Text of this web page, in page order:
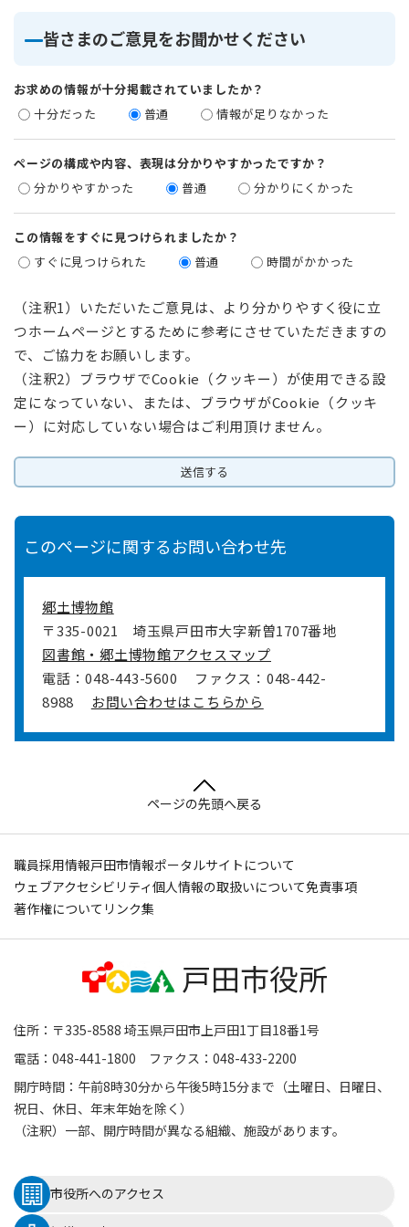
皆さまのご意見をお聞かせください
お求めの情報が十分掲載されていましたか？
十分だった
普通 情報が足りなかった
ページの構成や内容、表現は分かりやすかったですか？
分かりやすかった
普通 分かりにくかった
この情報をすぐに見つけられましたか？
すぐに見つけられた
普通 時間がかかった
（注釈1）いただいたご意見は、より分かりやすく役に立
つホームページとするために参考にさせていただきますの
で、ご協力をお願いします。
（注釈2）ブラウザでCookie（クッキー）が使用できる設
定になっていない、または、ブラウザがCookie（クッキ
ー）に対応していない場合はご利用頂けません。
このページに関するお問い合わせ先
郷土博物館
〒335-0021
埼玉県戸田市大字新曽1707番地
図書館・郷土博物館アクセスマップ
電話：048-443-5600
ファクス：048-442-
8988
お問い合わせはこちらから
ページの先頭へ戻る
職員採用情報戸田市情報ポータルサイトについて
ウェブアクセシビリティ個人情報の取扱いについて免責事項
著作権について リンク集
住所：〒335-8588 埼玉県戸田市上戸田1丁目18番1号
電話：048-441-1800 ファクス：048-433-2200
開庁時間：午前8時30分から午後5時15分まで（土曜日、日曜日、
祝日、休日、年末年始を除く）
（注釈）一部、開庁時間が異なる組織、施設があります。
市役所へのアクセス